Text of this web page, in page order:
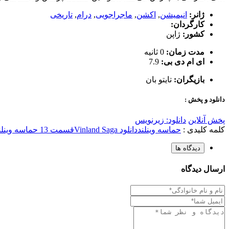
ژانر: انیمیشن, اکشن, ماجراجویی, درام, تاریخی
کارگردان:
کشور: ژاپن
مدت زمان: 0 ثانیه
ای ام دی بی: 7.9
بازیگران: تایتو بان
دانلود و پخش :
پخش آنلاین دانلود: زیرنویس
کلمه کلیدی : حماسه وینلنددانلود Vinland Saga قسمت 13 حماسه وینلند
دیدگاه ها
ارسال دیدگاه